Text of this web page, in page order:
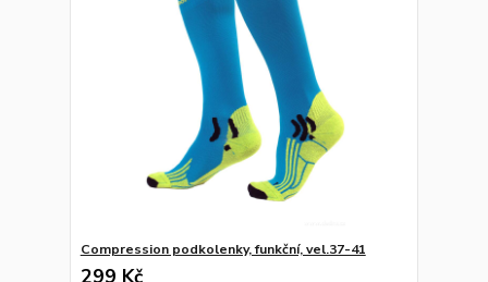
Compression podkolenky, funkční, vel.37-41